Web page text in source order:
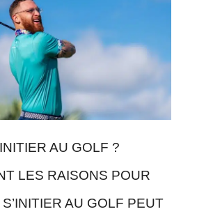
AU GOLF ?
LES RAISONS POUR
AU GOLF PEUT